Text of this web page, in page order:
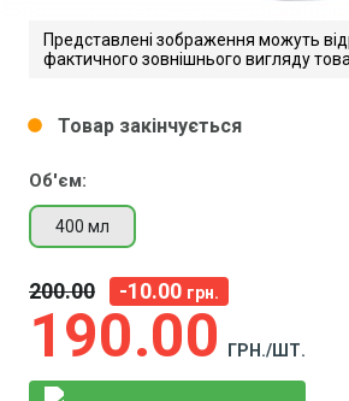
Представлені зображення можуть
фактичного зовнішнього вигляду
Об'єм:
400 мл
200 00 -10.00 грн.
190 00 ГРН./ШТ.
circle Товар закінчується